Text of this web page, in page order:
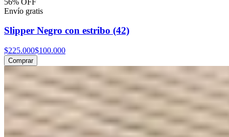
Envío gratis
Slipper Negro con estribo (42)
$225.000$100.000
Comprar